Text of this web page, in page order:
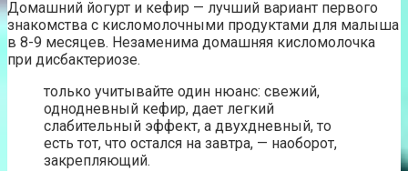
Домашний йогурт и кефир — лучший вариант первого
знакомства с кисломолочными продуктами для малыша
в 8-9 месяцев. Незаменима домашняя кисломолочка
при дисбактериозе.
только учитывайте один нюанс: свежий,
однодневный кефир, дает легкий
слабительный эффект, а двухдневный, то
есть тот, что остался на завтра, — наоборот,
закрепляющий.